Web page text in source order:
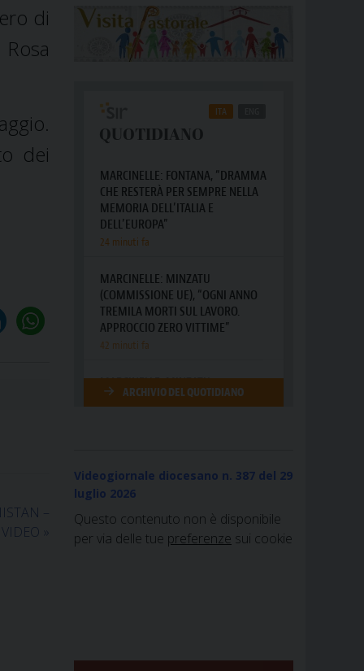
di
dei
–
»
Videogiornale diocesano n. 387 del 29
luglio 2026
Questo contenuto non è disponibile
per via delle tue preferenze sui cookie